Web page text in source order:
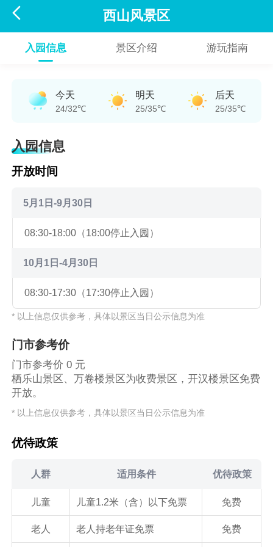
 西山风景区
入园信息 景区介绍 游玩指南
今天
24/32℃
明天
25/35℃
后天
25/35℃
入园信息
开放时间
5月1日-9月30日
08:30-18:00（18:00停止入园）
10月1日-4月30日
08:30-17:30（17:30停止入园）
* 以上信息仅供参考，具体以景区当日公示信息为准
门市参考价
门市参考价 0 元
栖乐山景区、万卷楼景区为收费景区，开汉楼景区免费
开放。
* 以上信息仅供参考，具体以景区当日公示信息为准
优待政策
人群 适用条件 优待政策
儿童 儿童1.2米（含）以下免票 免费
老人 老人持老年证免票 免费